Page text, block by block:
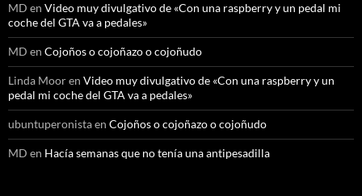
MD en Video muy divulgativo de «Con una raspberry y un pedal mi
coche del GTA va a pedales»
MD en Cojoños o cojoñazo o cojoñudo
Linda Mooren Video muy divulgativo de «Con una raspberry y un
pedal mi coche del GTA va a pedales»
ubuntuperonistaen Cojoños o cojoñazo o cojoñudo
MD en Hacía semanas que no tenía una antipesadilla